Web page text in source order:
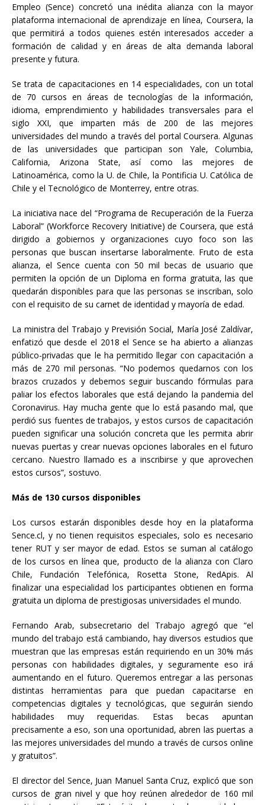
Empleo (Sence) concretó una inédita alianza con la mayor
plataforma internacional de aprendizaje en línea, Coursera, la
que permitirá a todos quienes estén interesados acceder a
formación de calidad y en áreas de alta demanda laboral
presente y futura.
Se trata de capacitaciones en 14 especialidades, con un total
de 70 cursos en áreas de tecnologías de la información,
idioma, emprendimiento y habilidades transversales para el
siglo XXI, que imparten más de 200 de las mejores
universidades del mundo a través del portal Coursera. Algunas
de las universidades que participan son Yale, Columbia,
California, Arizona State, así como las mejores de
Latinoamérica, como la U. de Chile, la Pontificia U. Católica de
Chile y el Tecnológico de Monterrey, entre otras.
La iniciativa nace del “Programa de Recuperación de la Fuerza
Laboral” (Workforce Recovery Initiative) de Coursera, que está
dirigido a gobiernos y organizaciones cuyo foco son las
personas que buscan insertarse laboralmente. Fruto de esta
alianza, el Sence cuenta con 50 mil becas de usuario que
permiten la opción de un Diploma en forma gratuita, las que
quedarán disponibles para que las personas se inscriban, solo
con el requisito de su carnet de identidad y mayoría de edad.
La ministra del Trabajo y Previsión Social, María José Zaldívar,
enfatizó que desde el 2018 el Sence se ha abierto a alianzas
público-privadas que le ha permitido llegar con capacitación a
más de 270 mil personas. “No podemos quedarnos con los
brazos cruzados y debemos seguir buscando fórmulas para
paliar los efectos laborales que está dejando la pandemia del
Coronavirus. Hay mucha gente que lo está pasando mal, que
perdió sus fuentes de trabajos, y estos cursos de capacitación
pueden significar una solución concreta que les permita abrir
nuevas puertas y crear nuevas opciones laborales en el futuro
cercano. Nuestro llamado es a inscribirse y que aprovechen
estos cursos”, sostuvo.
Más de 130 cursos disponibles
Los cursos estarán disponibles desde hoy en la plataforma
Sence.cl, y no tienen requisitos especiales, solo es necesario
tener RUT y ser mayor de edad. Estos se suman al catálogo
de los cursos en línea que, producto de la alianza con Claro
Chile, Fundación Telefónica, Rosetta Stone, RedApis. Al
finalizar una especialidad los participantes obtienen en forma
gratuita un diploma de prestigiosas universidades el mundo.
Fernando Arab, subsecretario del Trabajo agregó que “el
mundo del trabajo está cambiando, hay diversos estudios que
muestran que las empresas están requiriendo en un 30% más
personas con habilidades digitales, y seguramente eso irá
aumentando en el futuro. Queremos entregar a las personas
distintas herramientas para que puedan capacitarse en
competencias digitales y tecnológicas, que seguirán siendo
habilidades muy requeridas. Estas becas apuntan
precisamente a eso, son una oportunidad, abren las puertas a
las mejores universidades del mundo a través de cursos online
y gratuitos”.
El director del Sence, Juan Manuel Santa Cruz, explicó que son
cursos de gran nivel y que hoy reúnen alrededor de 160 mil